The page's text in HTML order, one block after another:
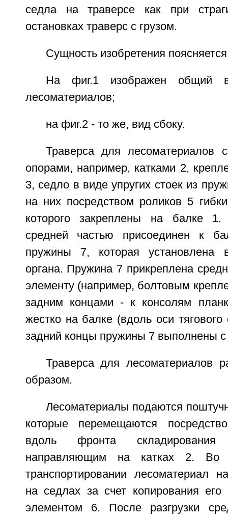
седла на траверсе как при
остановках траверс с грузом.
Сущность изобретения
На фиг.1 изображен общий
лесоматериалов;
на фиг.2 - то же, вид сбоку.
Траверса для лесоматериалов
опорами, например, катками 2,
3, седло в виде упругих стоек из
на них посредством роликов 5
которого закреплены на балке
средней частью присоединен к
пружины 7, которая установлена
органа. Пружина 7 прикреплена
элементу (например, болтовым
задним концами - к консолям
жестко на балке (вдоль оси
задний концы пружины 7 выполнены с
Траверса для лесоматериалов
образом.
Лесоматериалы подаются
которые перемещаются
вдоль фронта
направляющим на катках 2. Во
транспортировании лесоматериал
на седлах за счет копирования его
элементом 6. После разгрузки